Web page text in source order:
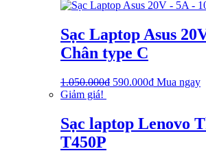
Sạc Laptop Asus
Chân type C
1.050.000₫ Giá
1.050.000₫.
590.000₫Giá
590.000₫.
Mua ngay
Giảm giá!
Sạc laptop Lenovo
T450P